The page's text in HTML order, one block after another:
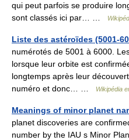
qui peut parfois se produire
sont classés ici par… …
Liste des astéroïdes (5001-
numérotés de 5001 à 6000.
lorsque leur orbite est
longtemps après leur
numéro et donc… …
Wikipédia
Meanings of minor planet
planet discoveries are
number by the IAU s Minor